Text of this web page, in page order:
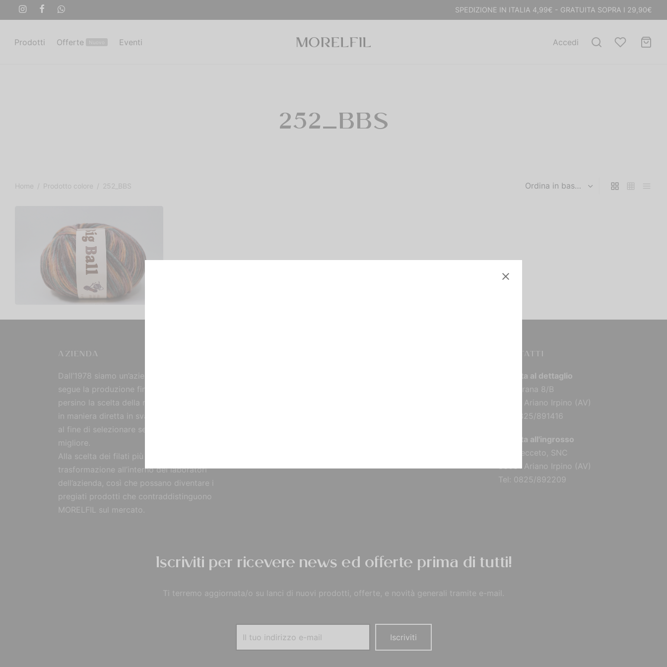
SPEDIZIONE IN ITALIA 4,99€ - GRATUITA SOPRA I 29,90€
Prodotti Offerte Eventi Accedi
252_BBS
Home / Prodotto colore / 252_BBS
Big Ball Sfumato
7,00
Scegli
AZIENDA
Dall’1978 siamo un’azienda strutturata che
segue la produzione fin dall’origine, curando
persino la scelta della materia prima, reperita
in maniera diretta in svariate parti del mondo
al fine di selezionare sempre il prodotto
migliore.
Alla scelta dei filati più pregiati, segue la
trasformazione all’interno dei laboratori
dell’azienda, così che possano diventare i
pregiati prodotti che contraddistinguono
MORELFIL sul mercato.
CONTATTI
Vendita al dettaglio
Via Torana 8/B
83031 Ariano Irpino (AV)
Tel: 0825/891416
Vendita all'ingrosso
Via Brecceto, SNC
83031 Ariano Irpino (AV)
Tel: 0825/892209
Iscriviti per ricevere news ed offerte prima di tutti!
Ti terremo aggiornata/o su lanci di nuovi prodotti, offerte, e novità generali tramite e-mail.